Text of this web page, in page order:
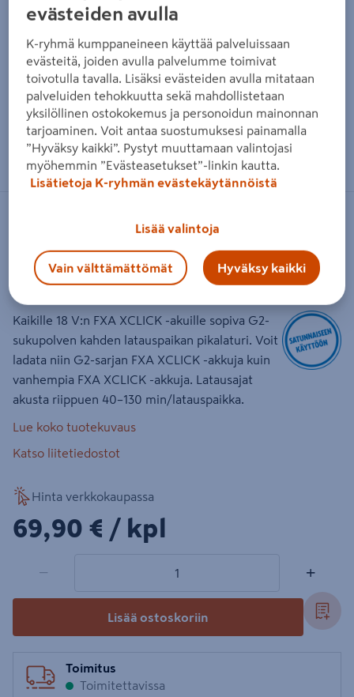
Zoomaa kuvaa sormilla kosketusnäytöllä
Pikalaturi FXA 18V XCLICK 2x4A G2
Tuotenumero EAN-koodi: 6438313756989
Kaikille 18 V:n FXA XCLICK -akuille sopiva G2-
sukupolven kahden latauspaikan pikalaturi. Voit
ladata niin G2-sarjan FXA XCLICK -akkuja kuin
vanhempia FXA XCLICK -akkuja. Latausajat
akusta riippuen 40–130 min/latauspaikka.
Lue koko tuotekuvaus
Katso liitetiedostot
Hinta verkkokaupassa
69,90€/kpl
69,90 € / kpl
− +
Lisää ostoskoriin
Toimitus
Toimitettavissa
evästeiden avulla
K-ryhmä kumppaneineen käyttää palveluissaan
evästeitä, joiden avulla palvelumme toimivat
toivotulla tavalla. Lisäksi evästeiden avulla mitataan
palveluiden tehokkuutta sekä mahdollistetaan
yksilöllinen ostokokemus ja personoidun mainonnan
tarjoaminen. Voit antaa suostumuksesi painamalla
”Hyväksy kaikki”. Pystyt muuttamaan valintojasi
myöhemmin ”Evästeasetukset”-linkin kautta.
Lisätietoja K-ryhmän evästekäytännöistä
Lisää valintoja
Vain välttämättömät Hyväksy kaikki